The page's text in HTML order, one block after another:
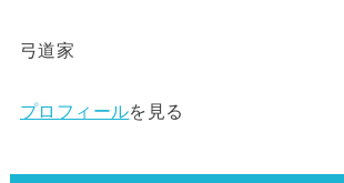
弓道家
プロフィールを見る